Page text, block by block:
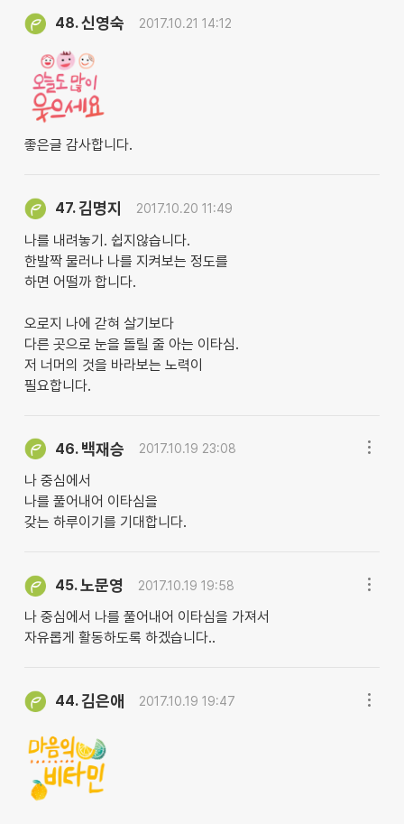
48.신영숙 2017.10.21 14:12
좋은글 감사합니다.
47.김명지 2017.10.20 11:49
나를 내려놓기. 쉽지않습니다.
한발짝 물러나 나를 지켜보는 정도를
하면 어떨까 합니다.
오로지 나에 갇혀 살기보다
다른 곳으로 눈을 돌릴 줄 아는 이타심.
저 너머의 것을 바라보는 노력이
필요합니다.
46. 백재승 2017.10.19 23:08
나 중심에서
나를 풀어내어 이타심을
갖는 하루이기를 기대합니다.
45.노문영 2017.10.19 19:58
나 중심에서 나를 풀어내어 이타심을 가져서
자유롭게 활동하도록 하겠습니다..
44.김은애 2017.10.19 19:47